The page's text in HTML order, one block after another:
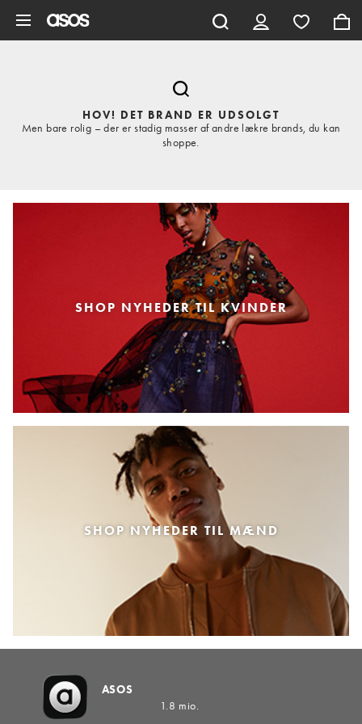
HOV! DET BRAND ER UDSOLGT
Men bare rolig – der er stadig masser af andre lækre brands, du kan
shoppe.
SHOP NYHEDER TIL KVINDER
SHOP NYHEDER TIL MÆND
ASOS
1.8 mio.